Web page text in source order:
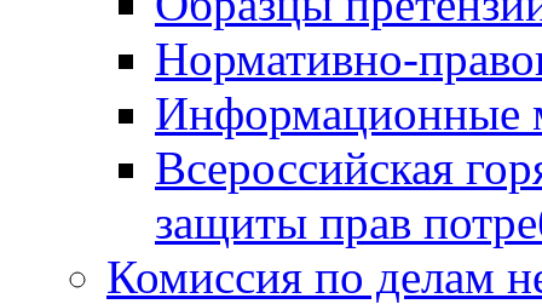
Нормативно-
Информационные
Всероссийская
защиты прав
Комиссия по делам